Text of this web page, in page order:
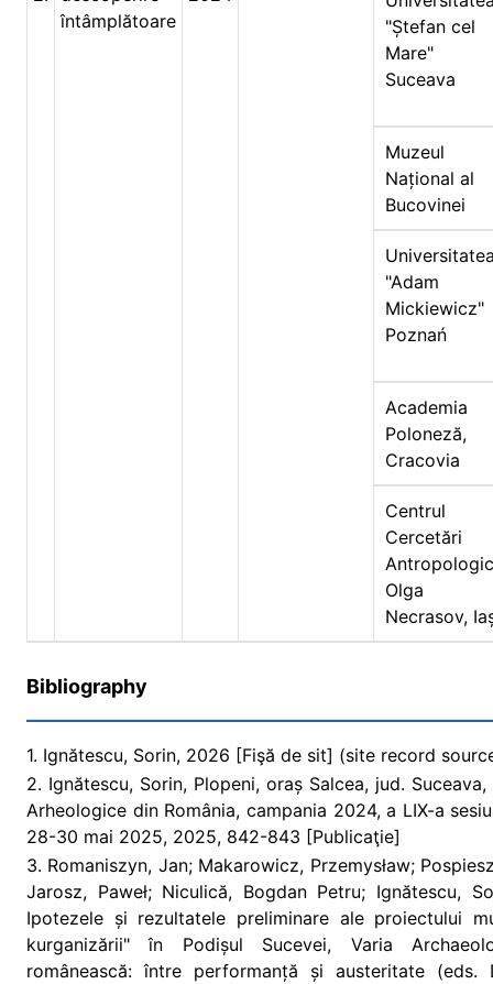
întâmplătoare
"Ștefan cel
Mare"
Suceava
Muzeul
Național al
Bucovinei
"Adam
Mickiewicz"
Poznań
Academia
Poloneză,
Cracovia
Centrul
Cercetări
Olga
Necrasov,
Bibliography
1. Ignătescu, Sorin, 2026 [Fişă de sit] (site record
2. Ignătescu, Sorin, Plopeni, oraș Salcea, jud.
Arheologice din România, campania 2024, a LIX-a
28-30 mai 2025, 2025, 842-843 [Publicaţie]
3. Romaniszyn, Jan; Makarowicz, Przemysław;
Jarosz, Paweł; Niculică, Bogdan Petru; Ignătescu,
Ipotezele și rezultatele preliminare ale proiectului
kurganizării" în Podișul Sucevei, Varia
românească: între performanță și austeritate (eds.